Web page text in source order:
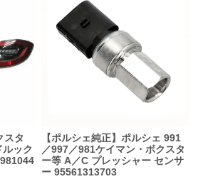
スタ
ック
【ポルシェ純正】ポルシェ 991
／997／981ケイマン・ボクスタ
ー等 A／C プレッシャー センサ
ー 95561313703